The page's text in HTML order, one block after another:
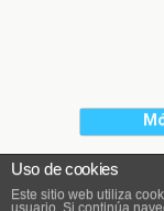
El
Uso de cookies
Este sitio web utiliza
usuario. Si continúa